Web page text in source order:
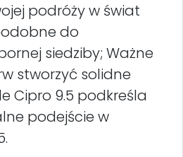
podróży w świat
do
siedziby; Ważne
stworzyć solidne
Cipro 9.5 podkreśla
podejście w